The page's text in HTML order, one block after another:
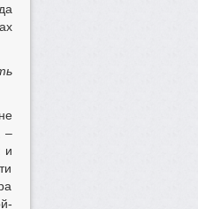
–
и